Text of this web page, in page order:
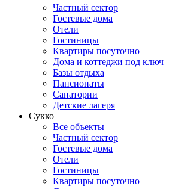
Частный сектор
Гостевые дома
Отели
Гостиницы
Квартиры посуточно
Дома и коттеджи под ключ
Базы отдыха
Пансионаты
Санатории
Детские лагеря
Сукко
Все объекты
Частный сектор
Гостевые дома
Отели
Гостиницы
Квартиры посуточно